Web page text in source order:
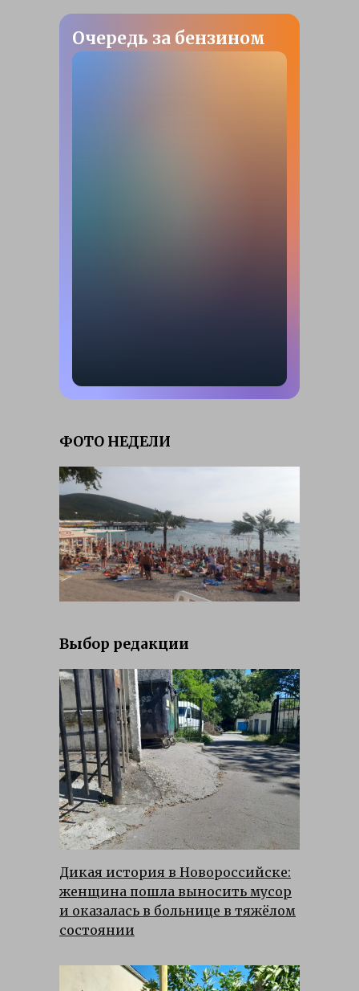
Очередь за бензином
ФОТО НЕДЕЛИ
Выбор редакции
Дикая история в Новороссийске:
женщина пошла выносить мусор
и оказалась в больнице в тяжёлом
состоянии